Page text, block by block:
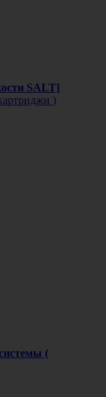
SALT]
)
(